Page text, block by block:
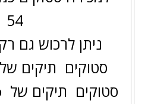
54
ניתן לרכוש גם רק 500 יחידות
סטוקים תיקים של